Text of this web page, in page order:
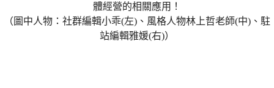
體經營的相關應用！
（圖中人物：社群編輯小乖(左)、風格人物林上哲老師(中)、駐
站編輯雅媛(右)）